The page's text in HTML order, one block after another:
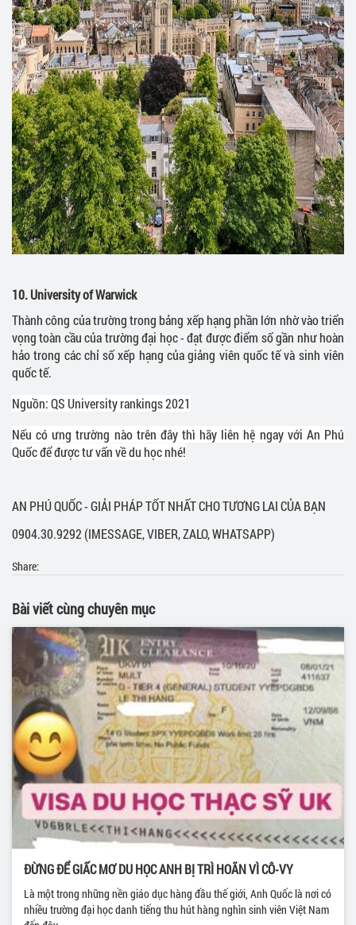
10.University of Warwick
Thành công của trường trong bảng xếp hạng phần lớn nhờ vào triển
vọng toàn cầu của trường đại học - đạt được điểm số gần như hoàn
hảo trong các chỉ số xếp hạng của giảng viên quốc tế và sinh viên
quốc tế.
Nguồn: QS University rankings 2021
Nếu có ưng trường nào trên đây thì hãy liên hệ ngay với An Phú
Quốc để được tư vấn về du học nhé!
AN PHÚ QUỐC - GIẢI PHÁP TỐT NHẤT CHO TƯƠNG LAI CỦA BẠN
0904.30.9292 (IMESSAGE, VIBER, ZALO, WHATSAPP)
Share:
Bài viết cùng chuyên mục
ĐỪNG ĐỂ GIẤC MƠ DU HỌC ANH BỊ TRÌ HOÃN VÌ CÔ-VY
Là một trong những nền giáo dục hàng đầu thế giới, Anh Quốc là nơi có
nhiều trường đại học danh tiếng thu hút hàng nghìn sinh viên Việt Nam